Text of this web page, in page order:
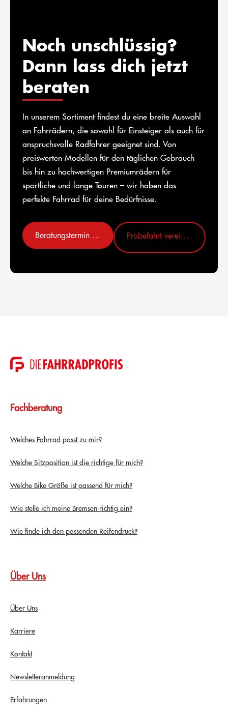
Noch unschlüssig?
Dann lass dich jetzt
beraten
In unserem Sortiment findest du eine breite Auswahl
an Fahrrädern, die sowohl für Einsteiger als auch für
anspruchsvolle Radfahrer geeignet sind. Von
preiswerten Modellen für den täglichen Gebrauch
bis hin zu hochwertigen Premiumrädern für
sportliche und lange Touren – wir haben das
perfekte Fahrrad für deine Bedürfnisse.
Beratungstermin vereinbaren Probefahrt vereinbaren
Fachberatung
Welches Fahrrad passt zu mir?
Welche Sitzposition ist die richtige für mich?
Welche Bike Größe ist passend für mich?
Wie stelle ich meine Bremsen richtig ein?
Wie finde ich den passenden Reifendruck?
Über Uns
Über Uns
Karriere
Kontakt
Newsletteranmeldung
Erfahrungen